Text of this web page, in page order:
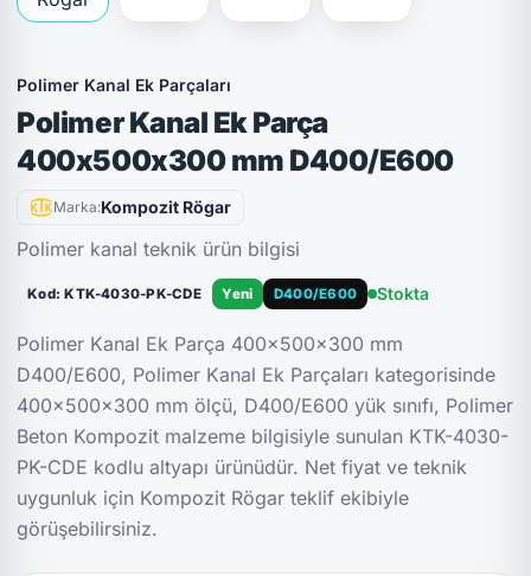
Polimer Kanal Ek Parçaları
Polimer Kanal Ek Parça
400x500x300 mm D400/E600
Marka:Kompozit Rögar
Polimer kanal teknik ürün bilgisi
Kod: KTK-4030-PK-CDE Yeni D400/E600 Stokta
Polimer Kanal Ek Parça 400x500x300 mm
D400/E600, Polimer Kanal Ek Parçaları kategorisinde
400x500x300 mm ölçü, D400/E600 yük sınıfı, Polimer
Beton Kompozit malzeme bilgisiyle sunulan KTK-4030-
PK-CDE kodlu altyapı ürünüdür. Net fiyat ve teknik
uygunluk için Kompozit Rögar teklif ekibiyle
görüşebilirsiniz.